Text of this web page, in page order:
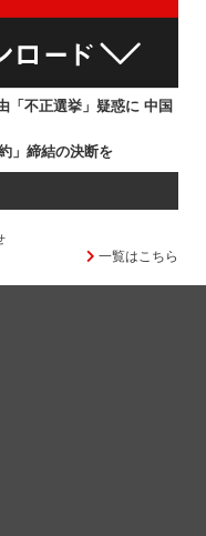
「不正選挙」疑惑に 中国
」締結の決断を
一覧はこちら